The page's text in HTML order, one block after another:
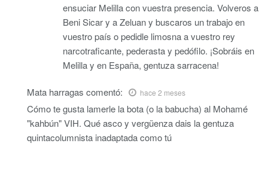
ensuciar Melilla con vuestra presencia. Volveros a
Beni Sicar y a Zeluan y buscaros un trabajo en
vuestro país o pedidle limosna a vuestro rey
narcotraficante, pederasta y pedófilo. ¡Sobráis en
Melilla y en España, gentuza sarracena!
Mata harragas comentó: hace 2 meses
Cómo te gusta lamerle la bota (o la babucha) al Mohamé
"kahbún" VIH. Qué asco y vergüenza dais la gentuza
quintacolumnista inadaptada como tú